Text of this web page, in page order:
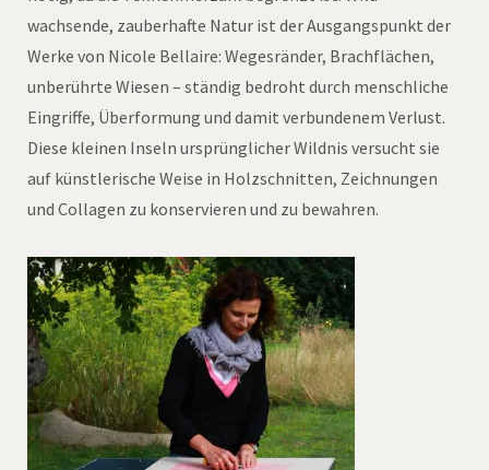
wachsende, zauberhafte Natur ist der Ausgangspunkt der
Werke von Nicole Bellaire: Wegesränder, Brachflächen,
unberührte Wiesen – ständig bedroht durch menschliche
Eingriffe, Überformung und damit verbundenem Verlust.
Diese kleinen Inseln ursprünglicher Wildnis versucht sie
auf künstlerische Weise in Holzschnitten, Zeichnungen
und Collagen zu konservieren und zu bewahren.